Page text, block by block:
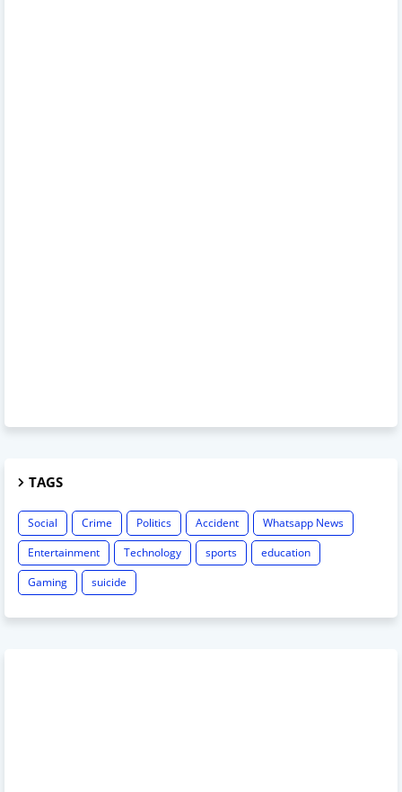
TAGS
Social Crime Politics Accident
Whatsapp News
Entertainment
Technology sports
education
Gaming
suicide